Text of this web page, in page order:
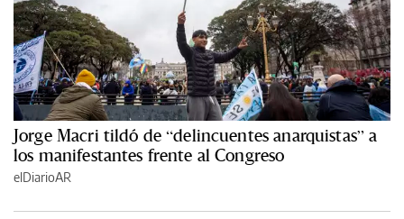
Jorge Macri tildó de “delincuentes anarquistas” a
los manifestantes frente al Congreso
elDiarioAR